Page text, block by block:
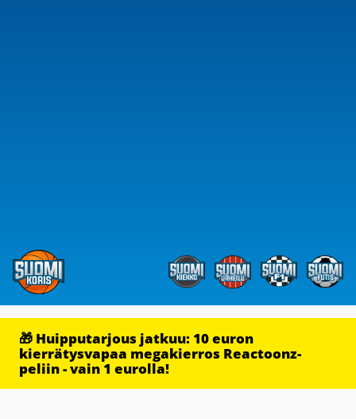
🎁 Huipputarjous jatkuu: 10 euron
kierrätysvapaa megakierros Reactoonz-
peliin - vain 1 eurolla!